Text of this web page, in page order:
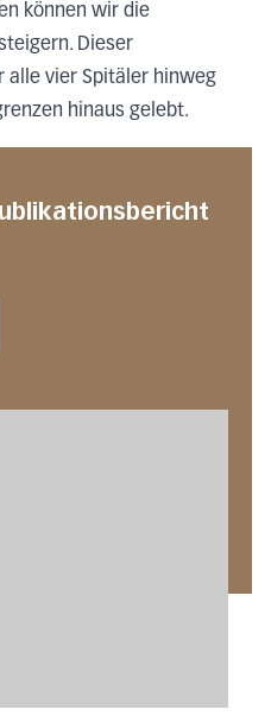
können wir die
Dieser
alle vier Spitäler hinweg
hinaus gelebt.